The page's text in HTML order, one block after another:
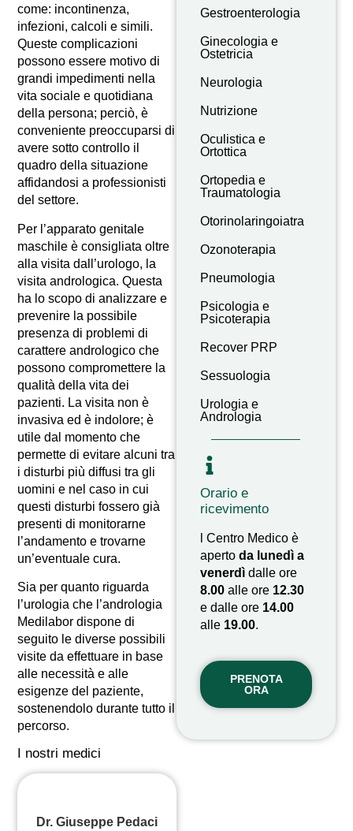
come: incontinenza,
infezioni, calcoli e simili.
Queste complicazioni
possono essere motivo di
grandi impedimenti nella
vita sociale e quotidiana
della persona; perciò, è
conveniente preoccuparsi di
avere sotto controllo il
quadro della situazione
affidandosi a professionisti
del settore.
Per l’apparato genitale
maschile è consigliata oltre
alla visita dall’urologo, la
visita andrologica. Questa
ha lo scopo di analizzare e
prevenire la possibile
presenza di problemi di
carattere andrologico che
possono compromettere la
qualità della vita dei
pazienti. La visita non è
invasiva ed è indolore; è
utile dal momento che
permette di evitare alcuni tra
i disturbi più diffusi tra gli
uomini e nel caso in cui
questi disturbi fossero già
presenti di monitorarne
l’andamento e trovarne
un’eventuale cura.
Sia per quanto riguarda
l’urologia che l’andrologia
Medilabor dispone di
seguito le diverse possibili
visite da effettuare in base
alle necessità e alle
esigenze del paziente,
sostenendolo durante tutto il
percorso.
I nostri medici
Dr. Giuseppe Pedaci
Gestroenterologia
Ginecologia e
Ostetricia
Neurologia
Nutrizione
Oculistica e
Ortottica
Ortopedia e
Traumatologia
Otorinolaringoiatra
Ozonoterapia
Pneumologia
Psicologia e
Psicoterapia
Recover PRP
Sessuologia
Urologia e
Andrologia
Orario e
ricevimento
l Centro Medico è
aperto da lunedì a
venerdì dalle ore
8.00 alle ore 12.30
e dalle ore 14.00
alle 19.00.
PRENOTA
ORA